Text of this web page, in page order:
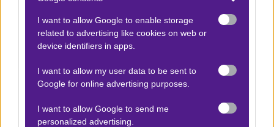
I want to allow Google to enable storage
related to advertising like cookies on web or
device identifiers in apps.
I want to allow my user data to be sent to
Google for online advertising purposes.
I want to allow Google to send me
personalized advertising.
Μια δεύτερη επιλογή, για όσους δεν θέλουν να
μπλέξουν με σημείο, είναι ο Κβίτσα Κβαρατσχέλια. Ο
Γεωργιανός ήταν ο πιο επιδραστικός ποδοσφαιριστής
κράτος την άτυπη μάχη με τον Ολίσε (της Μπάγερν).
Δεν χρειάζονται πολλά για να δικαιολογήσει κανείς
αυτή την άποψη, αρκεί να έχεις παρακολουθήσει